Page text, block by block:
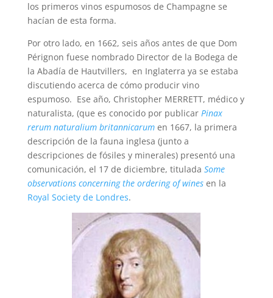
los primeros vinos espumosos de Champagne se
hacían de esta forma.
Por otro lado, en 1662, seis años antes de que Dom
Pérignon fuese nombrado Director de la Bodega de
la Abadía de Hautvillers, en Inglaterra ya se estaba
discutiendo acerca de cómo producir vino
espumoso. Ese año, Christopher MERRETT, médico y
naturalista, (que es conocido por publicar Pinax
rerum naturalium britannicarumen 1667, la primera
descripción de la fauna inglesa (junto a
descripciones de fósiles y minerales) presentó una
comunicación, el 17 de diciembre, titulada Some
observations concerning the ordering of wines en la
Royal Society de Londres.